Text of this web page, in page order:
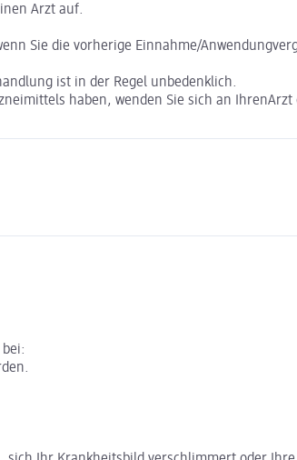
Arzt auf.
Sie die vorherige Einnahme/
ist in der Regel unbedenklich.
haben, wenden Sie sich an IhrenArzt